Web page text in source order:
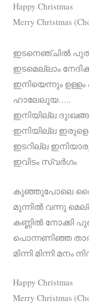
Happy Christmas
Merry Christmas
ഇടനെഞ്ചിൽ
ഇടമെല്ലാം
ഇനിയെന്നും ഉള്ളം
ഹാലേലൂയ…..
ഇനിയില്ല
ഇനിയില്ല
ഇടറില്ല
ഇവിടം സ്വർഗം
കുഞ്ഞുപോലെ
മുന്നിൽ വന്നു
കണ്ണിൽ നോക്കി
പൊന്നണിഞ്ഞ
മിന്നി മിന്നി മനം
Happy Christmas
Merry Christmas